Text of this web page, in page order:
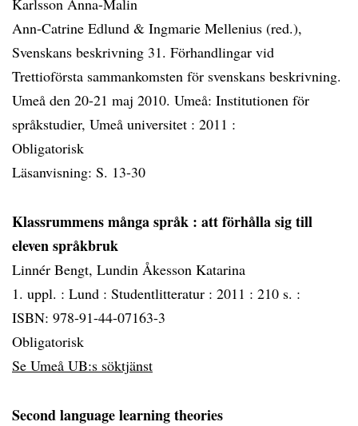
Karlsson Anna-Malin
Ann-Catrine Edlund & Ingmarie Mellenius (red.),
Svenskans beskrivning 31. Förhandlingar vid
Trettioförsta sammankomsten för svenskans beskrivning.
Umeå den 20-21 maj 2010. Umeå: Institutionen för
språkstudier, Umeå universitet : 2011 :
Obligatorisk
Läsanvisning: S. 13-30
Klassrummens många språk : att förhålla sig till
eleven språkbruk
Linnér Bengt, Lundin Åkesson Katarina
1. uppl. : Lund : Studentlitteratur : 2011 : 210 s. :
ISBN: 978-91-44-07163-3
Obligatorisk
Se Umeå UB:s söktjänst
Second language learning theories